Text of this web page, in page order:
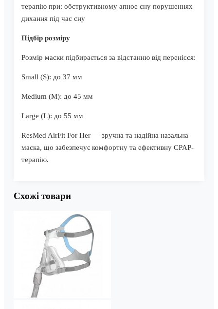
терапію при: обструктивному апное сну порушеннях
дихання під час сну
Підбір розміру
Розмір маски підбирається за відстанню від перенісся:
Small (S): до 37 мм
Medium (M): до 45 мм
Large (L): до 55 мм
ResMed AirFit For Her — зручна та надійна назальна
маска, що забезпечує комфортну та ефективну CPAP-
терапію.
Схожі товари